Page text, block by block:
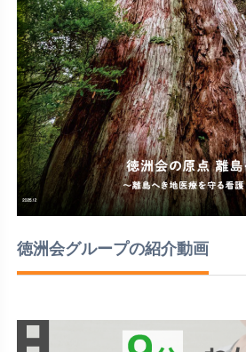
徳洲会グループの紹介動画